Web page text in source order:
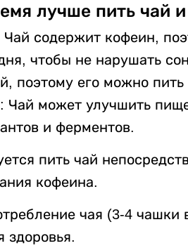
лучше пить чай
Чай содержит кофеин,
чтобы не нарушать
поэтому его можно пить
Чай может улучшить
и ферментов.
пить чай
кофеина.
чая (3-4 чашки
здоровья.